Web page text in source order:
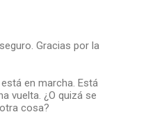
Gracias por la
en marcha. Está
vuelta. ¿O quizá se
cosa?